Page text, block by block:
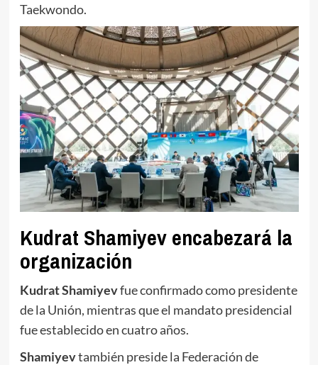
Taekwondo.
Kudrat Shamiyev encabezará la
organización
Kudrat Shamiyevfue confirmado como presidente
de la Unión, mientras que el mandato presidencial
fue establecido en cuatro años.
Shamiyevtambién preside la Federación de